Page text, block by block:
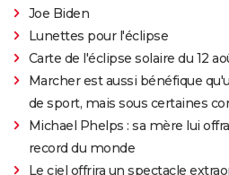
Joe Biden
Lunettes pour l'éclipse
Carte de l'éclipse solaire du 12
Marcher est aussi bénéfique
de sport, mais sous certaines
Michael Phelps : sa mère lui
record du monde
Le ciel offrira un spectacle